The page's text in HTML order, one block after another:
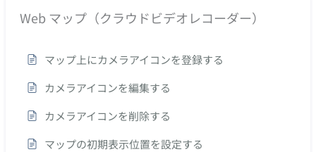
Web マップ（クラウドビデオレコーダー）
マップ上にカメラアイコンを登録する
カメラアイコンを編集する
カメラアイコンを削除する
マップの初期表示位置を設定する